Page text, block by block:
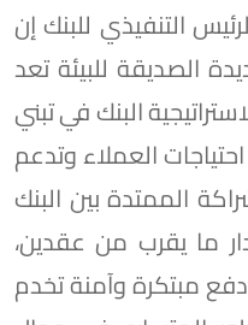
التنفيذي للبنك إن
الصديقة للبيئة تعد
البنك في تبني
العملاء وتدعم
الممتدة بين البنك
ما يقرب من عقدين،
مبتكرة وآمنة تخدم